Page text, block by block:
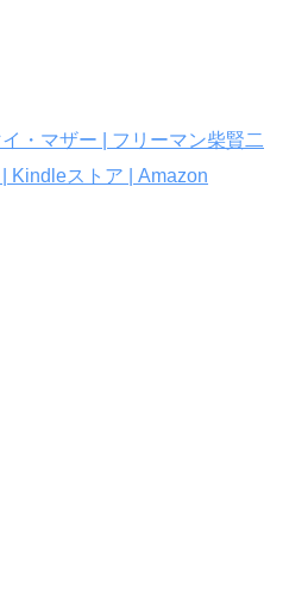
・マザー | フリーマン柴賢二
Kindleストア | Amazon